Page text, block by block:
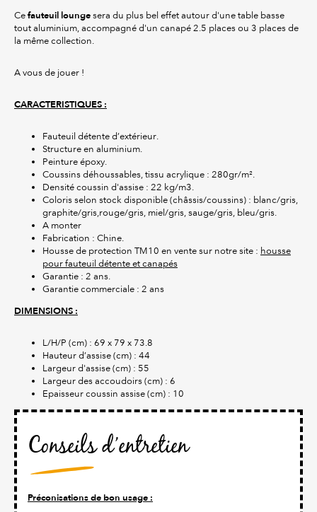
Ce fauteuil lounge sera du plus bel effet autour d'une table basse
tout aluminium, accompagné d'un canapé 2.5 places ou 3 places de
la même collection.
A vous de jouer !
CARACTERISTIQUES :
Fauteuil détente d’extérieur.
Structure en aluminium.
Peinture époxy.
Coussins déhoussables, tissu acrylique : 280gr/m².
Densité coussin d'assise : 22 kg/m3.
Coloris selon stock disponible (châssis/coussins) : blanc/gris,
graphite/gris,rouge/gris, miel/gris, sauge/gris, bleu/gris.
A monter
Fabrication : Chine.
Housse de protection TM10 en vente sur notre site : housse
pour fauteuil détente et canapés
Garantie : 2 ans.
Garantie commerciale : 2 ans
DIMENSIONS :
L/H/P (cm) : 69 x 79 x 73.8
Hauteur d’assise (cm) : 44
Largeur d'assise (cm) : 55
Largeur des accoudoirs (cm) : 6
Epaisseur coussin assise (cm) : 10
Conseils d’entretien
Préconisations de bon usage :